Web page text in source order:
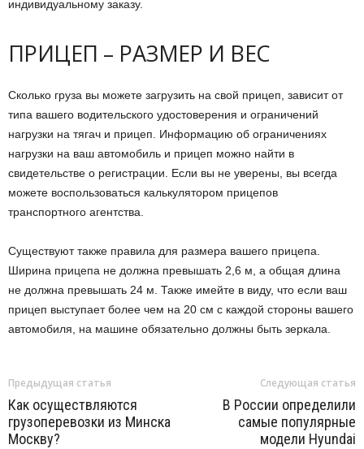
индивидуальному заказу.
ПРИЦЕП – РАЗМЕР И ВЕС
Сколько груза вы можете загрузить на свой прицеп, зависит от
типа вашего водительского удостоверения и ограничений
нагрузки на тягач и прицеп. Информацию об ограничениях
нагрузки на ваш автомобиль и прицеп можно найти в
свидетельстве о регистрации. Если вы не уверены, вы всегда
можете воспользоваться калькулятором прицепов
транспортного агентства.
Существуют также правила для размера вашего прицепа.
Ширина прицепа не должна превышать 2,6 м, а общая длина
не должна превышать 24 м. Также имейте в виду, что если ваш
прицеп выступает более чем на 20 см с каждой стороны вашего
автомобиля, на машине обязательно должны быть зеркала.
Предыдущая статья
Как осуществляются
грузоперевозки из Минска
Москву?
Следующая статья
В России определили
самые популярные
модели Hyundai